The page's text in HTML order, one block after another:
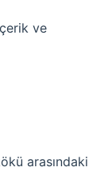
ve
arasındaki